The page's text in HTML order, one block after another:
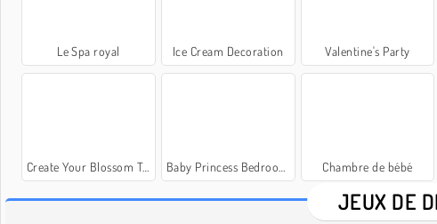
Le Spa royal Ice Cream Decoration Valentine's Party
Create Your Blossom Tree Baby Princess Bedroom Decor Chambre de bébé
JEUX DE